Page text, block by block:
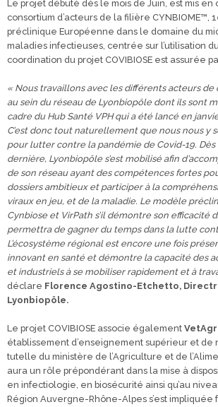
Le projet débuté dès le mois de Juin, est mis
consortium d’acteurs de la filière CYNBIOME™,
préclinique Européenne dans le domaine du
maladies infectieuses, centrée sur l’utilisation
coordination du projet COVIBIOSE est assurée
« Nous travaillons avec les différents acteurs de
au sein du réseau de Lyonbiopôle dont ils sont
cadre du Hub Santé VPH qui a été lancé en
C’est donc tout naturellement que nous nous y
pour lutter contre la pandémie de Covid-19.
dernière, Lyonbiopôle s’est mobilisé afin
de son réseau ayant des compétences fortes
dossiers ambitieux et participer à la
viraux en jeu, et de la maladie. Le modèle
Cynbiose et VirPath s’il démontre son efficacité
permettra de gagner du temps dans la lutte
L’écosystème régional est encore une fois
innovant en santé et démontre la capacité des
et industriels à se mobiliser rapidement et à
déclare Florence Agostino-Etchetto,
Lyonbiopôle.
Le projet COVIBIOSE associe également
établissement d’enseignement supérieur et de
tutelle du ministère de l’Agriculture et de
aura un rôle prépondérant dans la mise à
en infectiologie, en biosécurité ainsi qu’au
Région Auvergne-Rhône-Alpes s’est impliquée